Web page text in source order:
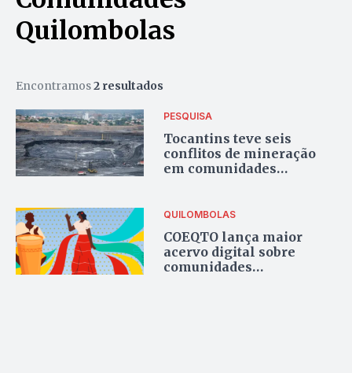
Quilombolas
Encontramos2 resultados
PESQUISA
Tocantins teve seis
conflitos de mineração
em comunidades
QUILOMBOLAS
COEQTO lança maior
acervo digital sobre
comunidades